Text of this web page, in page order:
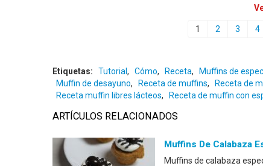
1 2 3 4
Etiquetas: Tutorial , Cómo, Receta, Muffins de
Muffin de desayuno, Receta de muffins, Receta de
Receta muffin libres lácteos, Receta de muffin con
ARTÍCULOS RELACIONADOS
Muffins De Calabaza
Muffins de calabaza